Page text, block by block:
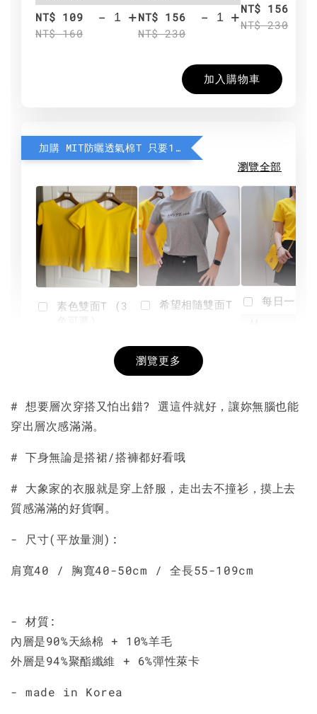
NT$ 109
NT$ 160
- +NT$ 156
NT$ 230
- +NT$ 156
NT$ 230
加入購物車
加購 MIT防曬透氣棉T 只要190元
瀏覽全部
素色雙面T (3
+
希望相隨雙面T
NT$ 190
-
每日一笑
瀏覽更多
# 想要層次穿搭又怕出錯? 選這件就好，讓妳無腦也能
穿出層次感滿滿。
# 下身無論是搭裙/搭褲都好看哦
# 大象家的衣服就是穿上舒服，走出去不撞衫，摸上去
質感滿滿的好貨啊。
- 尺寸(平放量測):
肩寬40 / 胸寬40-50cm / 全長55-109cm
- 材質:
內層是90%天絲棉 + 10%羊毛
外層是94%聚酯纖維 + 6%彈性萊卡
- made in Korea